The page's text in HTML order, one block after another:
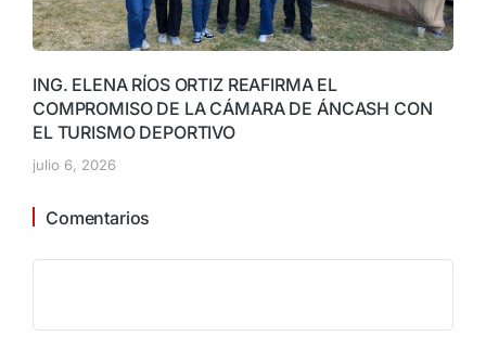
ING. ELENA RÍOS ORTIZ REAFIRMA EL
COMPROMISO DE LA CÁMARA DE ÁNCASH CON
EL TURISMO DEPORTIVO
julio 6, 2026
Comentarios